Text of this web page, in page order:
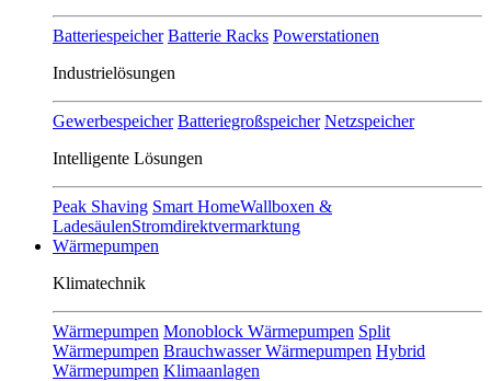
Batteriespeicher Batterie Racks Powerstationen
Industrielösungen
Gewerbespeicher Batteriegroßspeicher Netzspeicher
Intelligente Lösungen
Peak Shaving Smart HomeWallboxen &
LadesäulenStromdirektvermarktung
Wärmepumpen
Klimatechnik
Wärmepumpen Monoblock Wärmepumpen Split
Wärmepumpen Brauchwasser Wärmepumpen Hybrid
Wärmepumpen Klimaanlagen